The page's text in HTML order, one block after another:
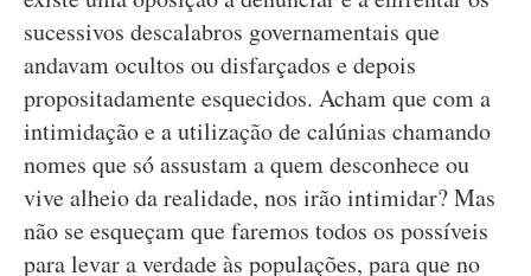
sucessivos descalabros governamentais que
andavam ocultos ou disfarçados e depois
propositadamente esquecidos. Acham que com a
intimidação e a utilização de calúnias chamando
nomes que só assustam a quem desconhece ou
vive alheio da realidade, nos irão intimidar? Mas
não se esqueçam que faremos todos os possíveis
para levar a verdade às populações, para que no